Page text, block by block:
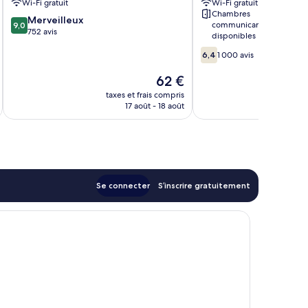
Wi-Fi gratuit
9.0
sur
9,0 Merveilleux
752 avis
Le
nouveau
prix
62 €
taxes et frais compris
17 août - 18 août
Wi-Fi gratuit
Chambres
communicantes
disponibles
6.4
sur
6,4 1 000 avis
Se connecter S’inscrire gratuitement